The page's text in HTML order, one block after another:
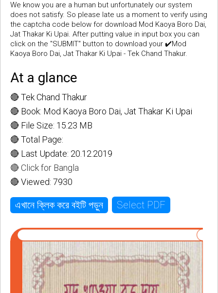
We know you are a human but unfortunately our system
does not satisfy. So please late us a moment to verify using
the captcha code below for download Mod Kaoya Boro Dai,
Jat Thakar Ki Upai. After putting value in input box you can
click on the "SUBMIT" button to download your ✔️Mod
Kaoya Boro Dai, Jat Thakar Ki Upai - Tek Chand Thakur.
At a glance
🔴 Tek Chand Thakur
🔴 Book: Mod Kaoya Boro Dai, Jat Thakar Ki Upai
🔴 File Size: 15.23 MB
🔴 Total Page:
🔴 Last Update: 20.12.2019
🔴 Click for Bangla
🔴 Viewed: 7930
এখানে ক্লিক করে বইটি পড়ুন Select PDF